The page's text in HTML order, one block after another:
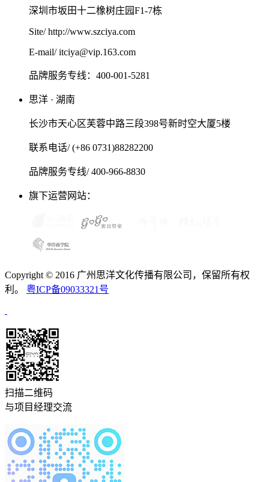
深圳市坂田十二橡树庄园F1-7栋
Site/ http://www.szciya.com
E-mail/ itciya@vip.163.com
品牌服务专线：400-001-5281
思洋 · 湖南
长沙市天心区芙蓉中路三段398号新时空大厦5楼
联系电话/ (+86 0731)88282200
品牌服务专线/ 400-966-8830
旗下运营网站：
Copyright © 2016 广州思洋文化传播有限公司，保留所有权
利。 粤ICP备09033321号
扫描二维码
与项目经理交流